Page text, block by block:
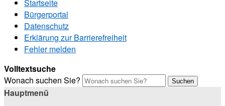
Startseite
Bürgerportal
Datenschutz
Erklärung zur Barrierefreiheit
Fehler melden
Volltextsuche
Wonach suchen Sie?
Suchen
Hauptmenü